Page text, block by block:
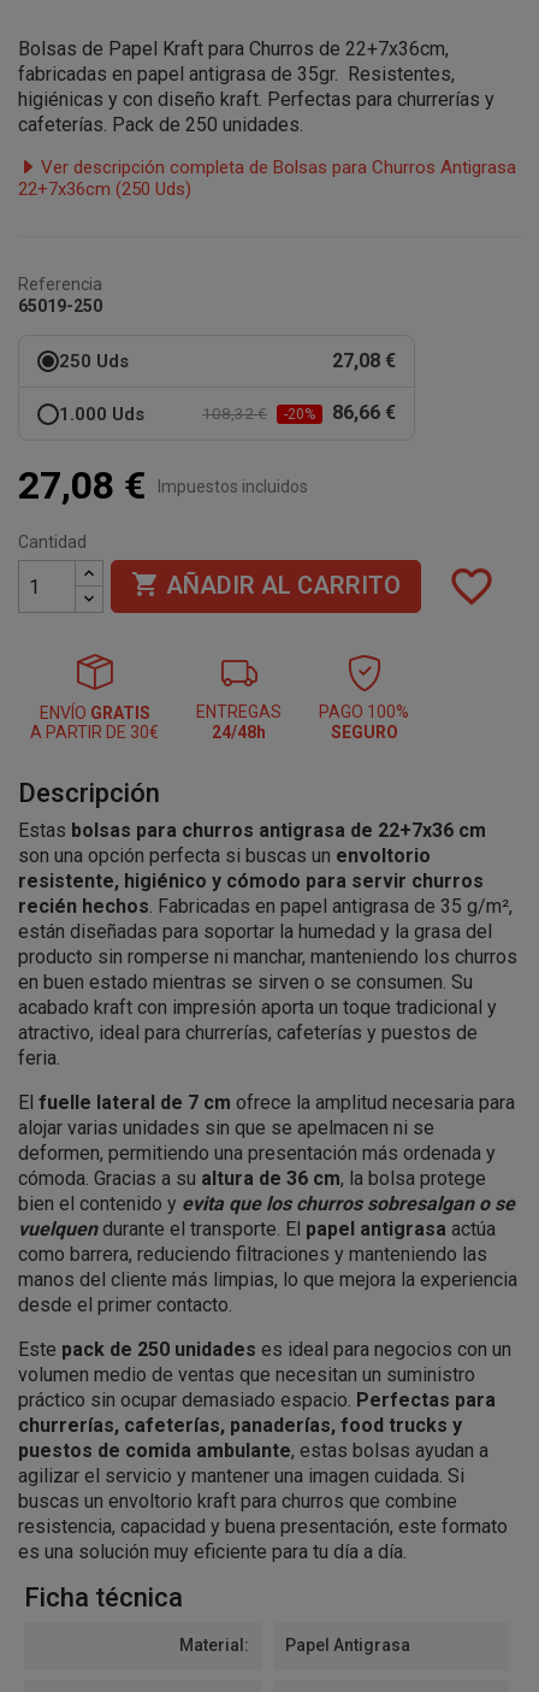
Bolsas de Papel Kraft para Churros de 22+7x36cm,
fabricadas en papel antigrasa de 35gr. Resistentes,
higiénicas y con diseño kraft. Perfectas para churrerías y
cafeterías. Pack de 250 unidades.
Ver descripción completa de Bolsas para Churros Antigrasa
22+7x36cm (250 Uds)
Referencia
65019-250
250 Uds 27,08 €
1.000 Uds 108,32 € -20% 86,66 €
27,08 € Impuestos incluidos
Cantidad
 AÑADIR AL CARRITO favorite_border
ENVÍO GRATIS
A PARTIR DE 30€
ENTREGAS
24/48h
PAGO 100%
SEGURO
Descripción
Estas bolsas para churros antigrasa de 22+7x36 cm
son una opción perfecta si buscas un envoltorio
resistente, higiénico y cómodo para servir churros
recién hechos. Fabricadas en papel antigrasa de 35 g/m²,
están diseñadas para soportar la humedad y la grasa del
producto sin romperse ni manchar, manteniendo los churros
en buen estado mientras se sirven o se consumen. Su
acabado kraft con impresión aporta un toque tradicional y
atractivo, ideal para churrerías, cafeterías y puestos de
feria.
El fuelle lateral de 7 cm ofrece la amplitud necesaria para
alojar varias unidades sin que se apelmacen ni se
deformen, permitiendo una presentación más ordenada y
cómoda. Gracias a su altura de 36 cm, la bolsa protege
bien el contenido y evita que los churros sobresalgan o se
vuelquendurante el transporte. El papel antigrasa actúa
como barrera, reduciendo filtraciones y manteniendo las
manos del cliente más limpias, lo que mejora la experiencia
desde el primer contacto.
Este pack de 250 unidades es ideal para negocios con un
volumen medio de ventas que necesitan un suministro
práctico sin ocupar demasiado espacio. Perfectas para
churrerías, cafeterías, panaderías, food trucks y
puestos de comida ambulante, estas bolsas ayudan a
agilizar el servicio y mantener una imagen cuidada. Si
buscas un envoltorio kraft para churros que combine
resistencia, capacidad y buena presentación, este formato
es una solución muy eficiente para tu día a día.
Ficha técnica
Material: Papel Antigrasa